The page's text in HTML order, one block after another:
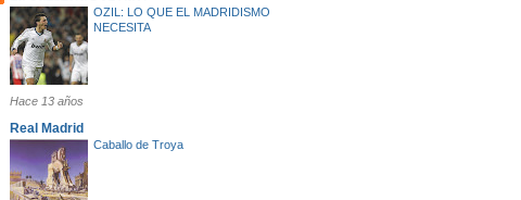
OZIL: LO QUE EL MADRIDISMO
NECESITA
Hace 13 años
Real Madrid
Caballo de Troya